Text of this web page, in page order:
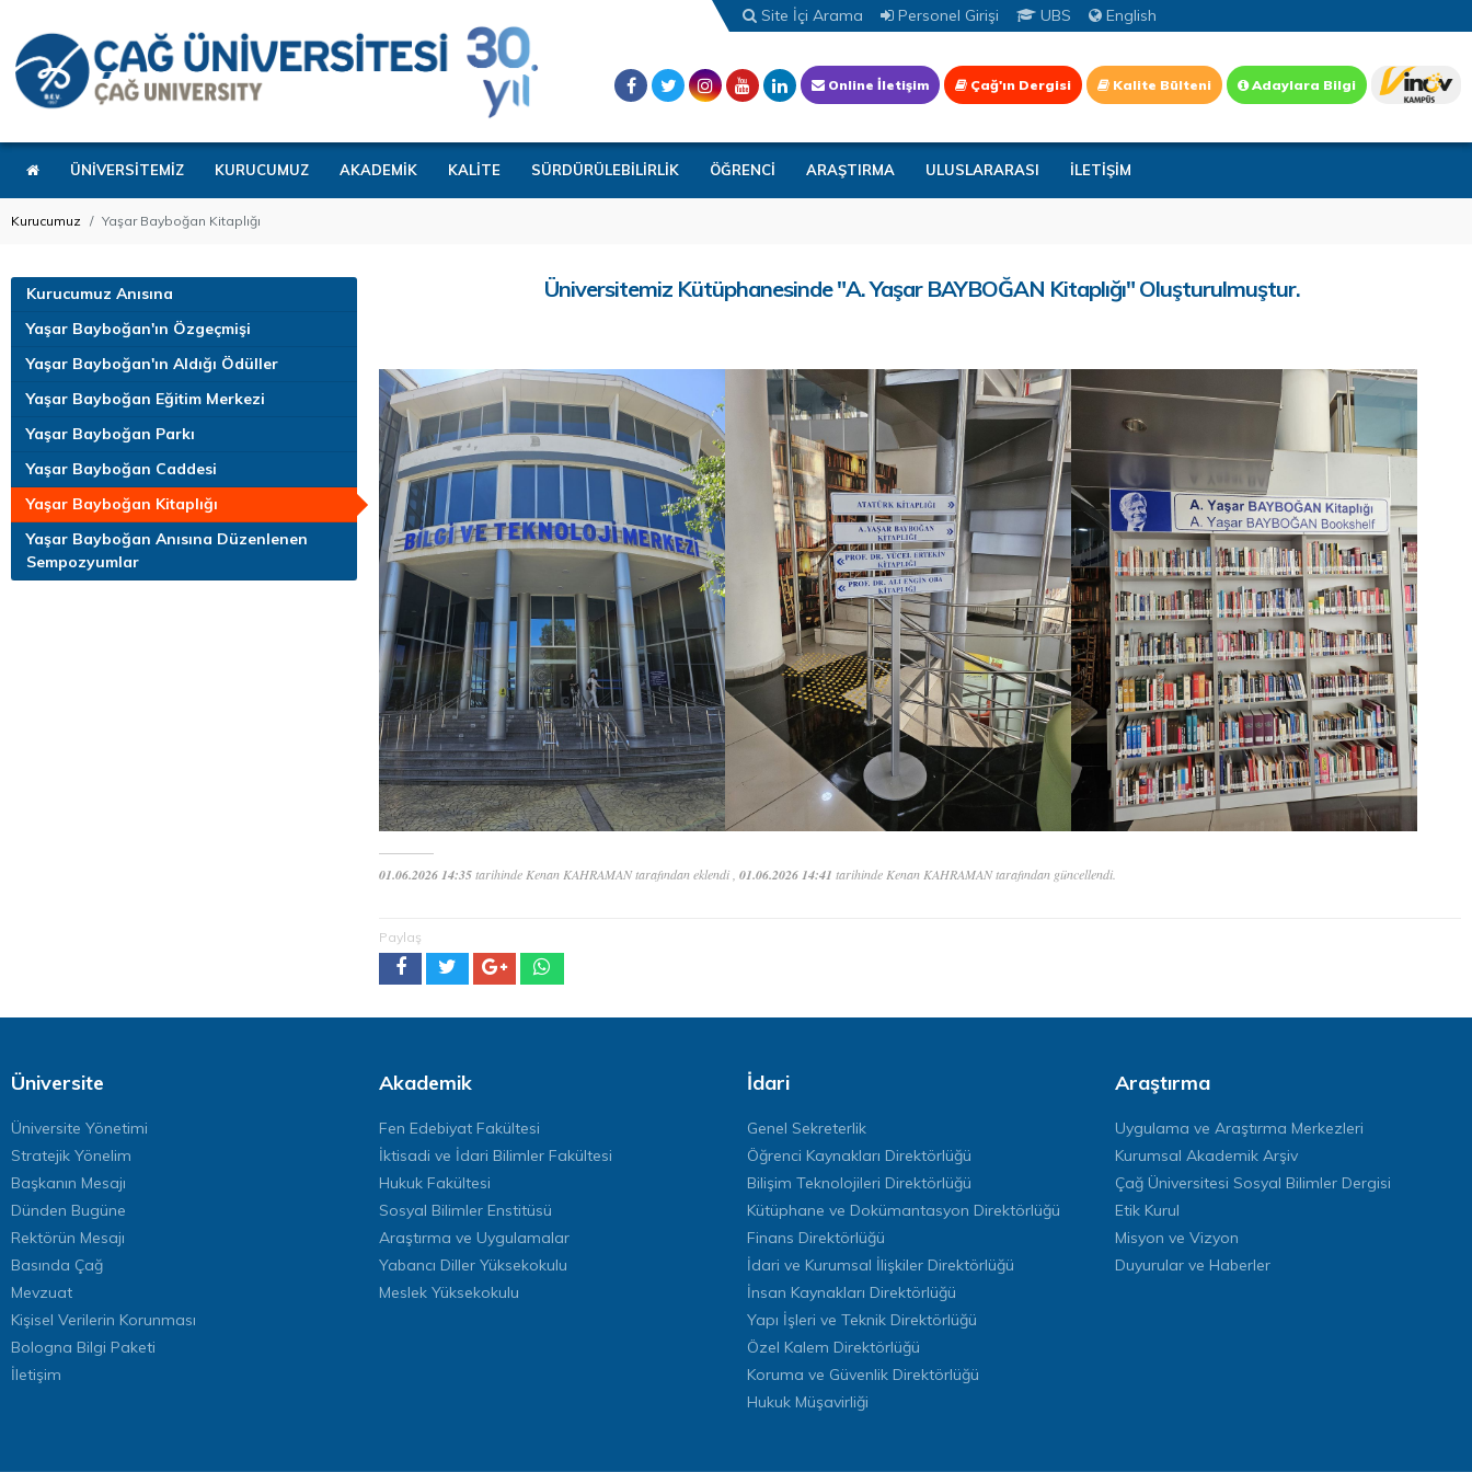
Site İçi Arama Personel Girişi UBS English
Online İletişim Çağ'ın Dergisi Kalite Bülteni Adaylara Bilgi
ÜNİVERSİTEMİZ KURUCUMUZ AKADEMİK KALİTE SÜRDÜRÜLEBİLİRLİK ÖĞRENCİ ARAŞTIRMA ULUSLARARASI İLETİŞİM
Kurucumuz Yaşar Bayboğan Kitaplığı
Kurucumuz Anısına
Yaşar Bayboğan'ın Özgeçmişi
Yaşar Bayboğan'ın Aldığı Ödüller
Yaşar Bayboğan Eğitim Merkezi
Yaşar Bayboğan Parkı
Yaşar Bayboğan Caddesi
Yaşar Bayboğan Kitaplığı
Yaşar Bayboğan Anısına Düzenlenen
Sempozyumlar
Üniversitemiz Kütüphanesinde "A. Yaşar BAYBOĞAN Kitaplığı" Oluşturulmuştur.
01.06.2026 14:35tarihinde Kenan KAHRAMAN tarafından eklendi , 01.06.2026 14:41 tarihinde Kenan KAHRAMAN tarafından güncellendi.
Paylaş
Üniversite
Üniversite Yönetimi
Stratejik Yönelim
Başkanın Mesajı
Dünden Bugüne
Rektörün Mesajı
Basında Çağ
Mevzuat
Kişisel Verilerin Korunması
Bologna Bilgi Paketi
İletişim
Akademik
Fen Edebiyat Fakültesi
İktisadi ve İdari Bilimler Fakültesi
Hukuk Fakültesi
Sosyal Bilimler Enstitüsü
Araştırma ve Uygulamalar
Yabancı Diller Yüksekokulu
Meslek Yüksekokulu
İdari
Genel Sekreterlik
Öğrenci Kaynakları Direktörlüğü
Bilişim Teknolojileri Direktörlüğü
Kütüphane ve Dokümantasyon Direktörlüğü
Finans Direktörlüğü
İdari ve Kurumsal İlişkiler Direktörlüğü
İnsan Kaynakları Direktörlüğü
Yapı İşleri ve Teknik Direktörlüğü
Özel Kalem Direktörlüğü
Koruma ve Güvenlik Direktörlüğü
Hukuk Müşavirliği
Araştırma
Uygulama ve Araştırma Merkezleri
Kurumsal Akademik Arşiv
Çağ Üniversitesi Sosyal Bilimler Dergisi
Etik Kurul
Misyon ve Vizyon
Duyurular ve Haberler